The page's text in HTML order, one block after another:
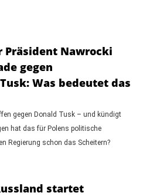
Präsident Nawrocki
gegen
Was bedeutet das
gegen Donald Tusk – und kündigt
hat das für Polens politische
Regierung schon das Scheitern?
startet